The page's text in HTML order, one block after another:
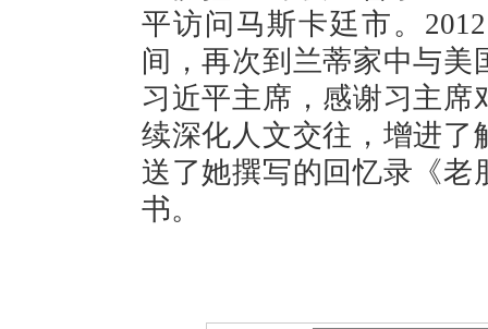
平访问马斯卡廷市。
间，再次到兰蒂家中与
习近平主席，感谢习主席
续深化人文交往，增进了
送了她撰写的回忆录《老
书。